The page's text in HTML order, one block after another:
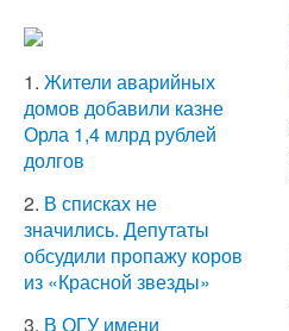
1. Жители аварийных
домов добавили казне
Орла 1,4 млрд рублей
долгов
2. В списках не
значились. Депутаты
обсудили пропажу коров
из «Красной звезды»
3. В ОГУ имени